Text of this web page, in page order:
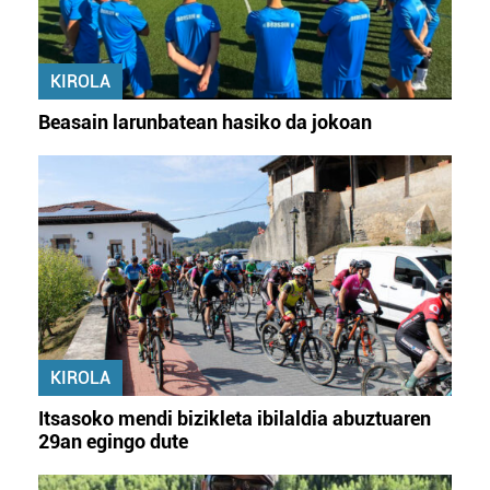
KIROLA
Beasain larunbatean hasiko da jokoan
KIROLA
Itsasoko mendi bizikleta ibilaldia abuztuaren
29an egingo dute